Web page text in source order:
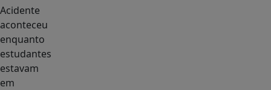
Acidente
aconteceu
enquanto
estudantes
estavam
em